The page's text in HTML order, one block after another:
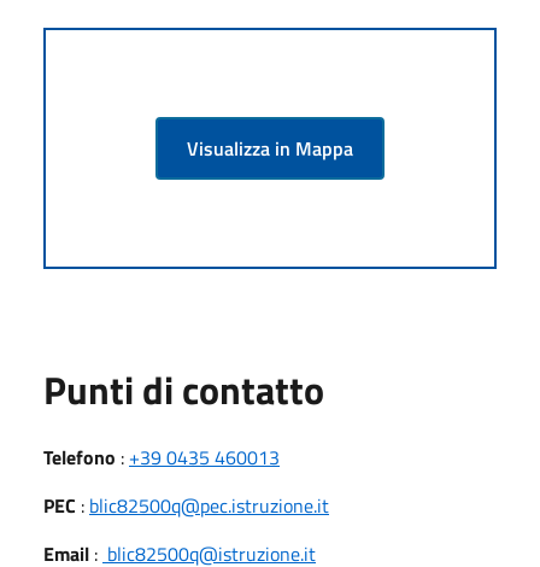
Visualizza in Mappa
Punti di contatto
Telefono : +39 0435 460013
PEC : blic82500q@pec.istruzione.it
Email : blic82500q@istruzione.it